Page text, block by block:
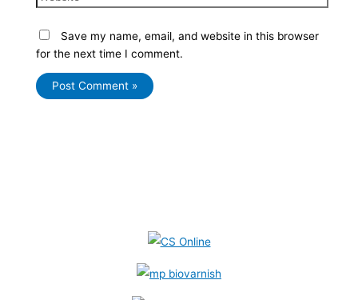
Save my name, email, and website in this browser
for the next time I comment.